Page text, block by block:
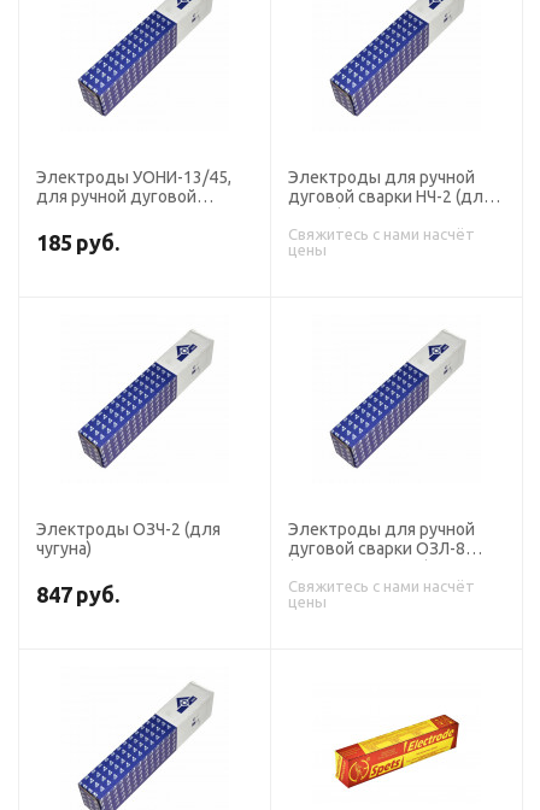
Электроды УОНИ-13/45,
для ручной дуговой
185 руб.
Электроды для ручной
дуговой сварки НЧ-2 (для
Свяжитесь с нами насчёт
цены
Электроды ОЗЧ-2 (для
чугуна)
847 руб.
Электроды для ручной
дуговой сварки ОЗЛ-8
Свяжитесь с нами насчёт
цены